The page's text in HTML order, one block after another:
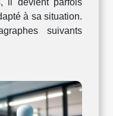
il devient parfois
à sa situation.
suivants